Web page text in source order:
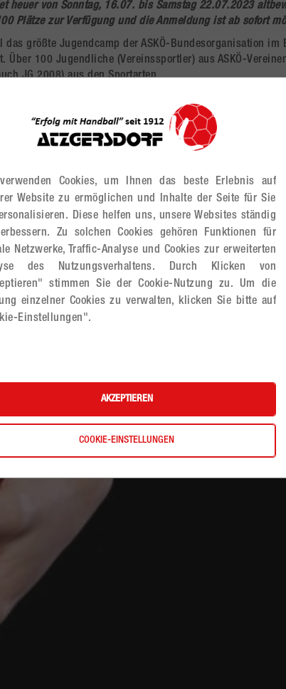
heuer von Sonntag, 16.07. bis Samstag 22.07.2023
Plätze zur Verfügung und die Anmeldung ist ab sofort
größte Jugendcamp der ASKÖ-Bundesorganisation im
Über 100 Jugendliche (Vereinssportler) aus ASKÖ-
JG 2008) aus den Sportarten
auch diverse andere Sport- und Spielarten kennenlernen.
2023
für ASKÖ-Mitglieder (anstelle € 550,--)
1. Mai 2023 unter www.askoe.at(Ruprik Jugendsport).
Cookies, um Ihnen das beste Erlebnis auf
Website zu ermöglichen und Inhalte der Seite für Sie
Diese helfen uns, unsere Websites ständig
Zu solchen Cookies gehören Funktionen für
Netzwerke, Traffic-Analyse und Cookies zur erweiterten
des Nutzungsverhaltens. Durch Klicken von
stimmen Sie der Cookie-Nutzung zu. Um die
einzelner Cookies zu verwalten, klicken Sie bitte auf
Einstellungen".
AKZEPTIEREN
COOKIE-EINSTELLUNGEN